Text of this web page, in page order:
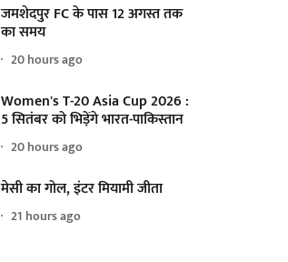
जमशेदपुर FC के पास 12 अगस्त तक
का समय
20 hours ago
Women's T-20 Asia Cup 2026 :
5 सितंबर को भिड़ेंगे भारत-पाकिस्तान
20 hours ago
मेसी का गोल, इंटर मियामी जीता
21 hours ago